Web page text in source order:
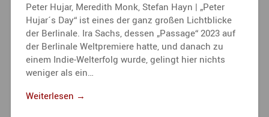
Peter Hujar, Meredith Monk, Stefan Hayn | „Peter
Hujar´s Day“ ist eines der ganz großen Lichtblicke
der Berlinale. Ira Sachs, dessen „Passage“ 2023 auf
der Berlinale Weltpremiere hatte, und danach zu
einem Indie-Welterfolg wurde, gelingt hier nichts
weniger als ein…
Weiterlesen →